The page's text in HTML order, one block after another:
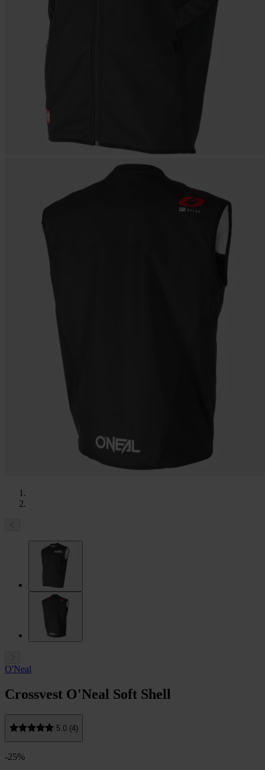
O'Neal
Crossvest O'Neal Soft Shell
5.0 (4)
-25%